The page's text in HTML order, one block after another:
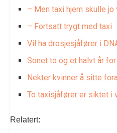
– Men taxi hjem skulle
– Fortsatt trygt med taxi
Vil ha drosjesjåfører i
Sonet to og et halvt år
Nekter kvinner å sitte
To taxisjåfører er siktet i
Relatert: